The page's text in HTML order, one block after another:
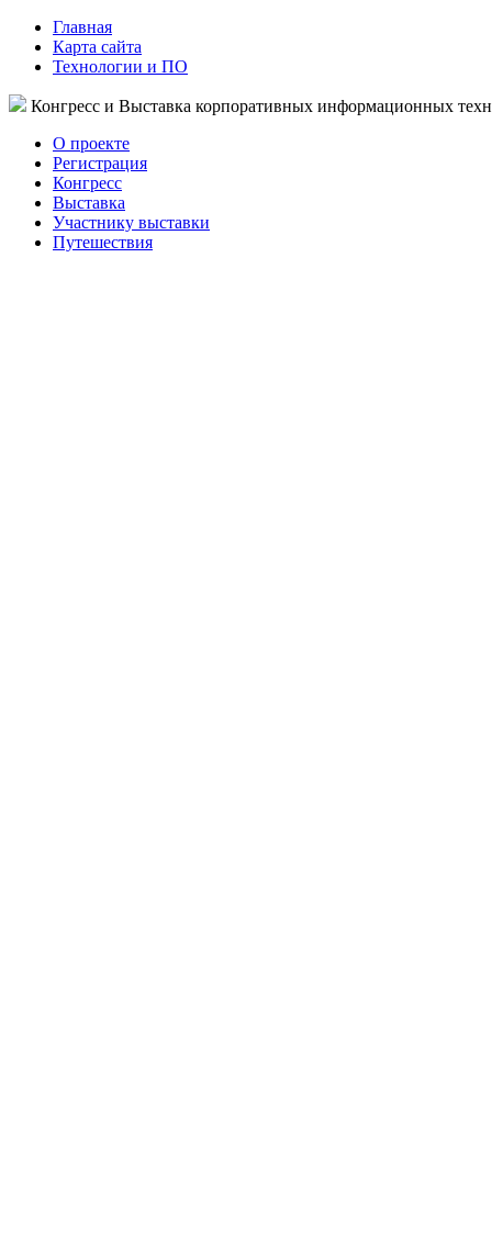
Главная
Карта сайта
Технологии и ПО
Конгресс и Выставка корпоративных информационных
О проекте
Регистрация
Конгресс
Выставка
Участнику выставки
Путешествия